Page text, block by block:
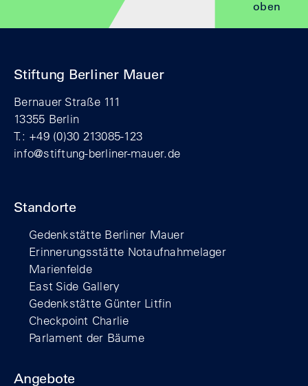
oben
Stiftung Berliner Mauer
Bernauer Straße 111
13355 Berlin
T.: +49 (0)30 213085-123
info@stiftung-berliner-mauer.de
Standorte
Gedenkstätte Berliner Mauer
Erinnerungsstätte Notaufnahmelager
Marienfelde
East Side Gallery
Gedenkstätte Günter Litfin
Checkpoint Charlie
Parlament der Bäume
Angebote